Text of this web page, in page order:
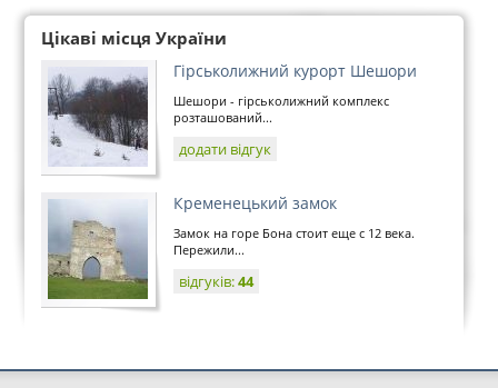
Цікаві місця України
Гірськолижний курорт Шешори
Шешори - гірськолижний комплекс
розташований...
додати відгук
Кременецький замок
Замок на горе Бона стоит еще с 12 века.
Пережили...
відгуків:44